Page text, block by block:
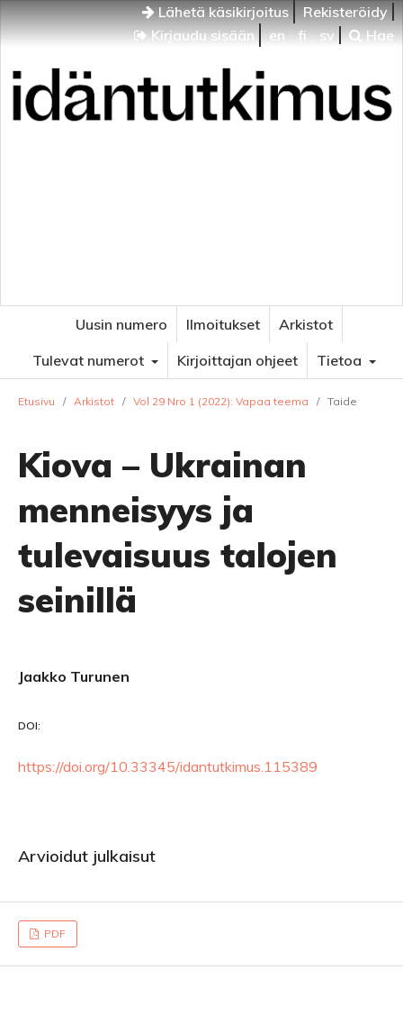
Lähetä käsikirjoitus
Rekisteröidy
Kirjaudu sisään
en fi sv Hae
Uusin numero Ilmoitukset
Arkistot
Tulevat numerot
Kirjoittajan ohjeet Tietoa
Etusivu / Arkistot / Vol 29 Nro 1 (2022): Vapaa teema / Taide
Kiova – Ukrainan
menneisyys ja
tulevaisuus talojen
seinillä
Jaakko Turunen
DOI:
https://doi.org/10.33345/idantutkimus.115389
Arvioidut julkaisut
PDF